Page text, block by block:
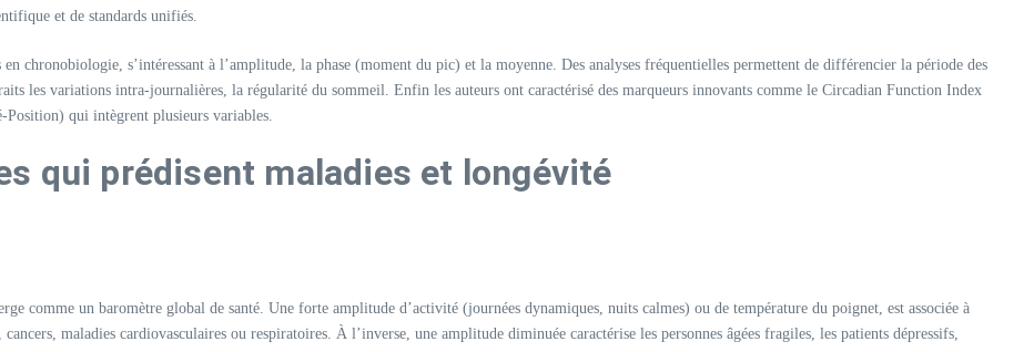
et de standards unifiés.​
chronobiologie, s’intéressant à l’amplitude, la phase (moment du pic) et la moyenne. Des analyses fréquentielles permettent de différencier la période des
les variations intra-journalières, la régularité du sommeil. Enfin les auteurs ont caractérisé des marqueurs innovants comme le Circadian Function Index
qui intègrent plusieurs variables.​
qui prédisent maladies et longévité
comme un baromètre global de santé. Une forte amplitude d’activité (journées dynamiques, nuits calmes) ou de température du poignet, est associée à
maladies cardiovasculaires ou respiratoires. À l’inverse, une amplitude diminuée caractérise les personnes âgées fragiles, les patients dépressifs,